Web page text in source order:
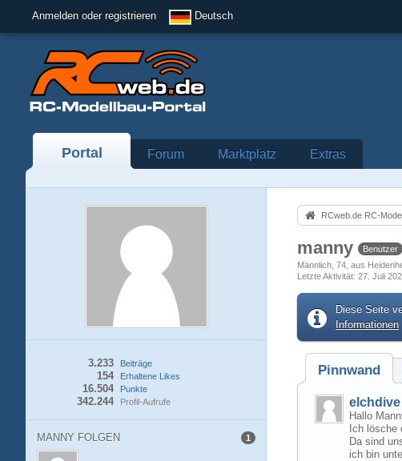
Anmelden oder registrieren Deutsch
Portal Forum Marktplatz Extras
Beiträge
3.233
Erhaltene Likes
154
Punkte
16.504
Profil-Aufrufe
342.244
MANNY FOLGEN 1
RCweb.de RC-
manny
Benutzer
Männlich 74 aus
Letzte Aktivität 27. Juli
Diese Seite
Informationen
Pinnwand
elchdive
Hallo
Ich lösche
Da sind
ich bin